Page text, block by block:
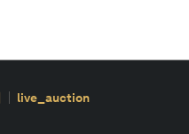
live_auction